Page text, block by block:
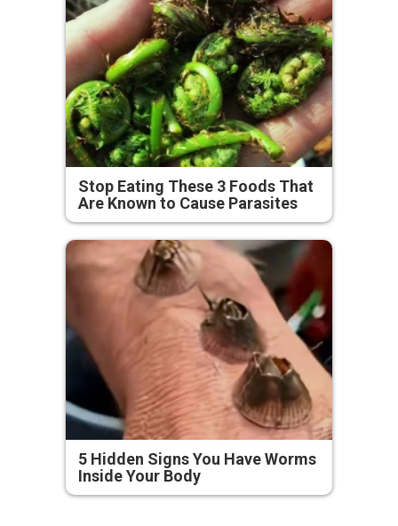
Stop Eating These 3 Foods That
Are Known to Cause Parasites
5 Hidden Signs You Have Worms
Inside Your Body